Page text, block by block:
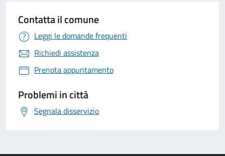
Contatta il comune
Leggi le domande frequenti
Richiedi assistenza
Prenota appuntamento
Problemi in città
Segnala disservizio